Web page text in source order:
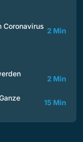
Coronavirus
2 Min
2 Min
15 Min